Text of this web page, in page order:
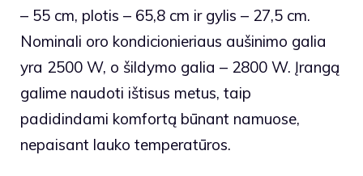
– 55 cm, plotis – 65,8 cm ir gylis – 27,5 cm.
Nominali oro kondicionieriaus aušinimo galia
yra 2500 W, o šildymo galia – 2800 W. Įrangą
galime naudoti ištisus metus, taip
padidindami komfortą būnant namuose,
nepaisant lauko temperatūros.